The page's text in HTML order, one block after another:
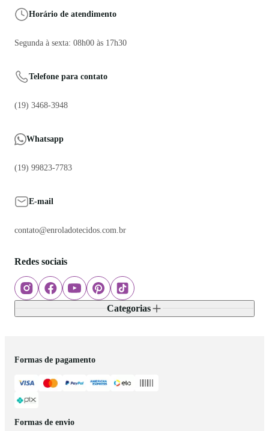
Horário de atendimento
Segunda à sexta: 08h00 às 17h30
Telefone para contato
(19) 3468-3948
Whatsapp
(19) 99823-7783
E-mail
contato@enroladotecidos.com.br
Redes sociais
Categorias
Formas de pagamento
Formas de envio